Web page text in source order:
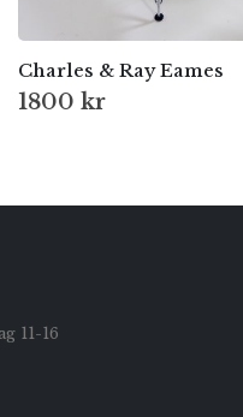
Charles & Ray Eames
1800 kr
11-16